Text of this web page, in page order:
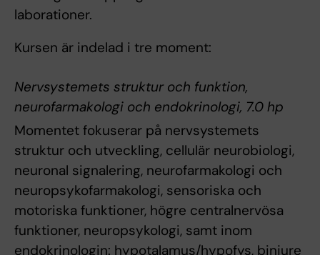
laborationer.
Kursen är indelad i tre moment:
Nervsystemets struktur och funktion,
neurofarmakologi och endokrinologi, 7.0 hp
Momentet fokuserar på nervsystemets
struktur och utveckling, cellulär neurobiologi,
neuronal signalering, neurofarmakologi och
neuropsykofarmakologi, sensoriska och
motoriska funktioner, högre centralnervösa
funktioner, neuropsykologi, samt inom
endokrinologin: hypotalamus/hypofys, binjure